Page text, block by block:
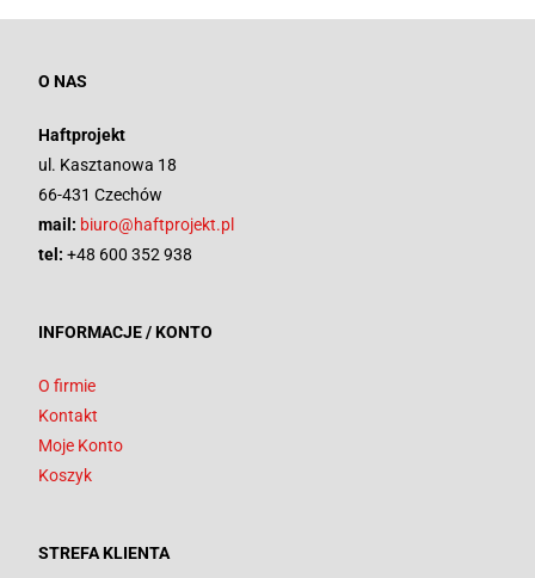
O NAS
Haftprojekt
ul. Kasztanowa 18
66-431 Czechów
mail: biuro@haftprojekt.pl
tel: +48 600 352 938
INFORMACJE / KONTO
O firmie
Kontakt
Moje Konto
Koszyk
STREFA KLIENTA